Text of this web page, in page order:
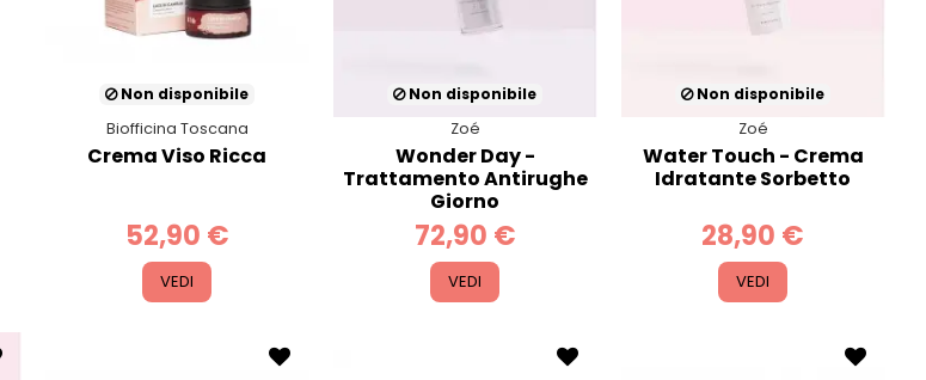
Non disponibile
Biofficina Toscana
Crema Viso Ricca
52,90 €
VEDI
Non disponibile
Zoé
Wonder Day -
Trattamento Antirughe
Giorno
72,90 €
VEDI
Non disponibile
Zoé
Water Touch - Crema
Idratante Sorbetto
28,90 €
VEDI